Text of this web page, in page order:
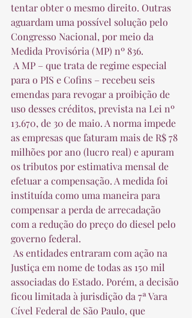
tentar obter o mesmo direito. Outras
aguardam uma possível solução pelo
Congresso Nacional, por meio da
Medida Provisória (MP) nº 836.
para o PIS e Cofins – recebeu seis
emendas para revogar a proibição de
uso desses créditos, prevista na Lei nº
13.670, de 30 de maio. A norma impede
as empresas que faturam mais de R$ 78
milhões por ano (lucro real) e apuram
os tributos por estimativa mensal de
efetuar a compensação. A medida foi
instituída como uma maneira para
compensar a perda de arrecadação
com a redução do preço do diesel pelo
governo federal.
Justiça em nome de todas as 150 mil
associadas do Estado. Porém, a decisão
ficou limitada à jurisdição da 7ª Vara
Cível Federal de São Paulo, que